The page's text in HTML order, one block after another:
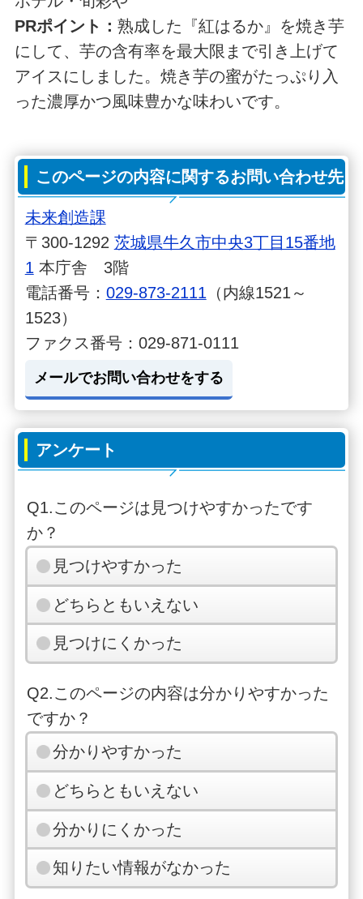
PRポイント： 熟成した『紅はるか』を焼き芋
にして、芋の含有率を最大限まで引き上げて
アイスにしました。焼き芋の蜜がたっぷり入
った濃厚かつ風味豊かな味わいです。
このページの内容に関するお問い合わせ先
未来創造課
〒300-1292 茨城県牛久市中央3丁目15番地
1 本庁舎 3階
電話番号： 029-873-2111 （内線1521～
1523）
ファクス番号：029-871-0111
メールでお問い合わせをする
アンケート
Q1.このページは見つけやすかったです
か？
見つけやすかった
どちらともいえない
見つけにくかった
Q2.このページの内容は分かりやすかった
ですか？
分かりやすかった
どちらともいえない
分かりにくかった
知りたい情報がなかった